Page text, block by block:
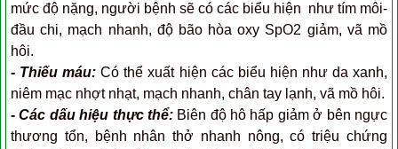
mức độ nặng, người bệnh sẽ có các biểu hiện như tím môi-
đầu chi, mạch nhanh, độ bão hòa oxy SpO2 giảm, vã mồ
hôi.
- Thiếu máu: Có thể xuất hiện các biểu hiện như da xanh,
niêm mạc nhợt nhạt, mạch nhanh, chân tay lạnh, vã mồ hôi.
- Các dấu hiệu thực thể:Biên độ hô hấp giảm ở bên ngực
thương tổn, bệnh nhân thở nhanh nông, có triệu chứng